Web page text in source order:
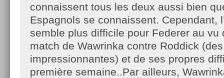
connaissent tous les deux aussi bien
Espagnols se connaissent. Cependant,
semble plus difficile pour Federer au vu
match de Wawrinka contre Roddick
impressionnantes) et de ses propres
première semaine..Par ailleurs,